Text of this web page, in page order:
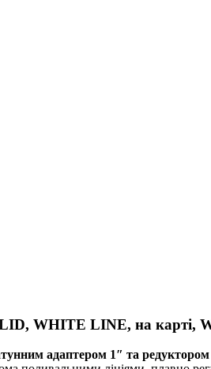
WHITE LINE, на карті,
адаптером 1″ та редуктором